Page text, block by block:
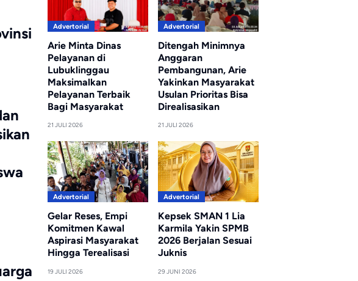
Advertorial
Arie Minta Dinas
Pelayanan di
Lubuklinggau
Maksimalkan
Pelayanan Terbaik
Bagi Masyarakat
21 JULI 2026
Advertorial
Ditengah Minimnya
Anggaran
Pembangunan, Arie
Yakinkan Masyarakat
Usulan Prioritas Bisa
Direalisasikan
21 JULI 2026
Advertorial
Gelar Reses, Empi
Komitmen Kawal
Aspirasi Masyarakat
Hingga Terealisasi
19 JULI 2026
Advertorial
Kepsek SMAN 1 Lia
Karmila Yakin SPMB
2026 Berjalan Sesuai
Juknis
29 JUNI 2026